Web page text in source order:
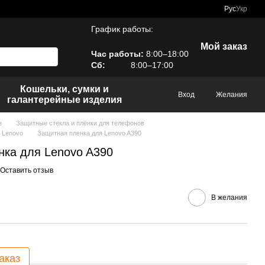
РусУкр
График работы:
Час работы: 8:00–18:00
Сб:
8:00–17:00
Мой заказ
Кошельки, сумки и
галантерейные изделия
Вход Желания
Защитные стекла и плёнки для телефонов
Lenovo
Защитная пленка для Lenovo A390
для Lenovo A390
Оставить отзыв
В желания